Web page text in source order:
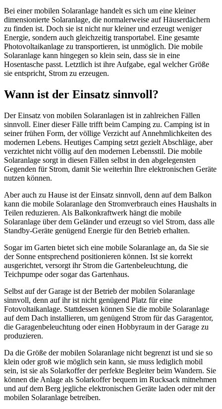
Bei einer mobilen Solaranlage handelt es sich um eine kleiner
dimensionierte Solaranlage, die normalerweise auf Häuserdächern
zu finden ist. Doch sie ist nicht nur kleiner und erzeugt weniger
Energie, sondern auch gleichzeitig transportabel. Eine gesamte
Photovoltaikanlage zu transportieren, ist unmöglich. Die mobile
Solaranlage kann hingegen so klein sein, dass sie in eine
Hosentasche passt. Letztlich ist ihre Aufgabe, egal welcher Größe
sie entspricht, Strom zu erzeugen.
Wann ist der Einsatz sinnvoll?
Der Einsatz von mobilen Solaranlagen ist in zahlreichen Fällen
sinnvoll. Einer dieser Fälle trifft beim Camping zu. Camping ist in
seiner frühen Form, der völlige Verzicht auf Annehmlichkeiten des
modernen Lebens. Heutiges Camping setzt gezielt Abschläge, aber
verzichtet nicht völlig auf den modernen Lebensstil. Die mobile
Solaranlage sorgt in diesen Fällen selbst in den abgelegensten
Gegenden für Strom, damit Sie weiterhin Ihre elektronischen Geräte
nutzen können.
Aber auch zu Hause ist der Einsatz sinnvoll, denn auf dem Balkon
kann die mobile Solaranlage den Stromverbrauch eines Haushalts in
Teilen reduzieren. Als Balkonkraftwerk hängt die mobile
Solaranlage über dem Geländer und erzeugt so viel Strom, dass alle
Standby-Geräte genügend Energie für den Betrieb erhalten.
Sogar im Garten bietet sich eine mobile Solaranlage an, da Sie sie
der Sonne entsprechend positionieren können. Ist sie korrekt
ausgerichtet, versorgt ihr Strom die Gartenbeleuchtung, die
Teichpumpe oder sogar das Gartenhaus.
Selbst auf der Garage ist der Betrieb der mobilen Solaranlage
sinnvoll, denn auf ihr ist nicht genügend Platz für eine
Fotovoltaikanlage. Stattdessen können Sie die mobile Solaranlage
auf dem Dach installieren, um genügend Strom für das Garagentor,
die Garagenbeleuchtung oder einen Hobbyraum in der Garage zu
produzieren.
Da die Größe der mobilen Solaranlage nicht begrenzt ist und sie so
klein oder groß wie möglich sein kann, sie muss lediglich mobil
sein, ist sie als Solarkoffer der perfekte Begleiter beim Wandern. Sie
können die Anlage als Solarkoffer bequem im Rucksack mitnehmen
und auf dem Berg jegliche elektronischen Geräte laden oder mit der
mobilen Solaranlage betreiben.